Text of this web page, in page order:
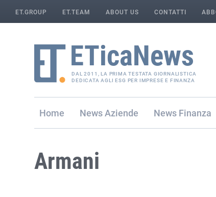
ET.GROUP ET.TEAM ABOUT US CONTATTI
DAL 2011, LA PRIMA TESTATA GIORNALISTICA
DEDICATA AGLI ESG PER IMPRESE E FINANZA
Home Aziende Finanza
Armani